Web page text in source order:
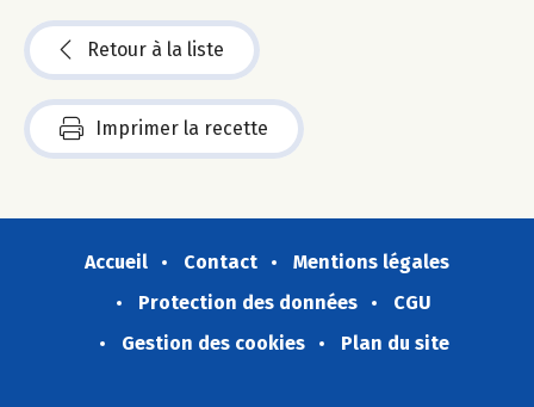
Retour à la liste
Imprimer la recette
Accueil Contact
Mentions légales
Protection des données
CGU
Gestion des cookies
Plan du site